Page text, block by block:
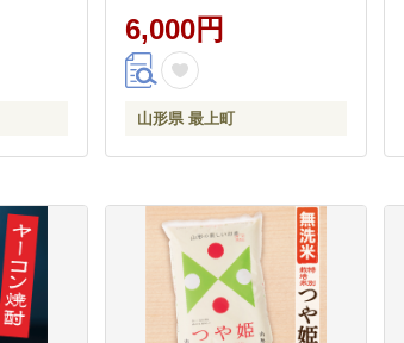
6,000円
山形県 最上町